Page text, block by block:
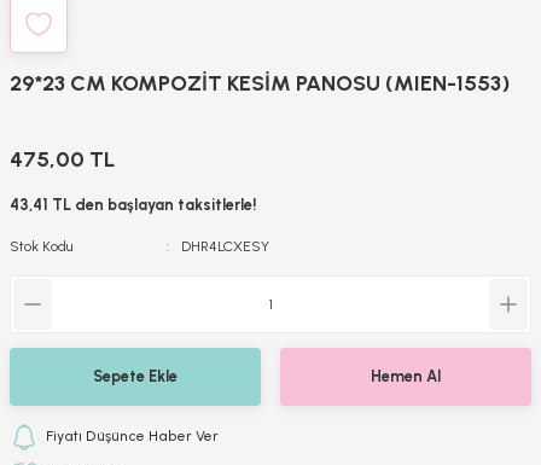
29*23 CM KOMPOZİT KESİM PANOSU (MIEN-1553)
475,00 TL
43,41 TL den başlayan taksitlerle!
Stok Kodu DHR4LCXESY
Sepete Ekle Hemen Al
Fiyatı Düşünce Haber Ver